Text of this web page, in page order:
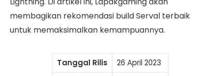
membagikan rekomendasi build Serval terbaik
untuk memaksimalkan kemampuannya.
Tanggal Rilis
26 April 2023